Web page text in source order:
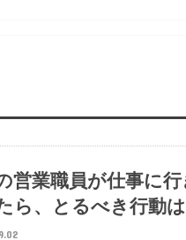
営業職員が仕事に
ら、とるべき行動